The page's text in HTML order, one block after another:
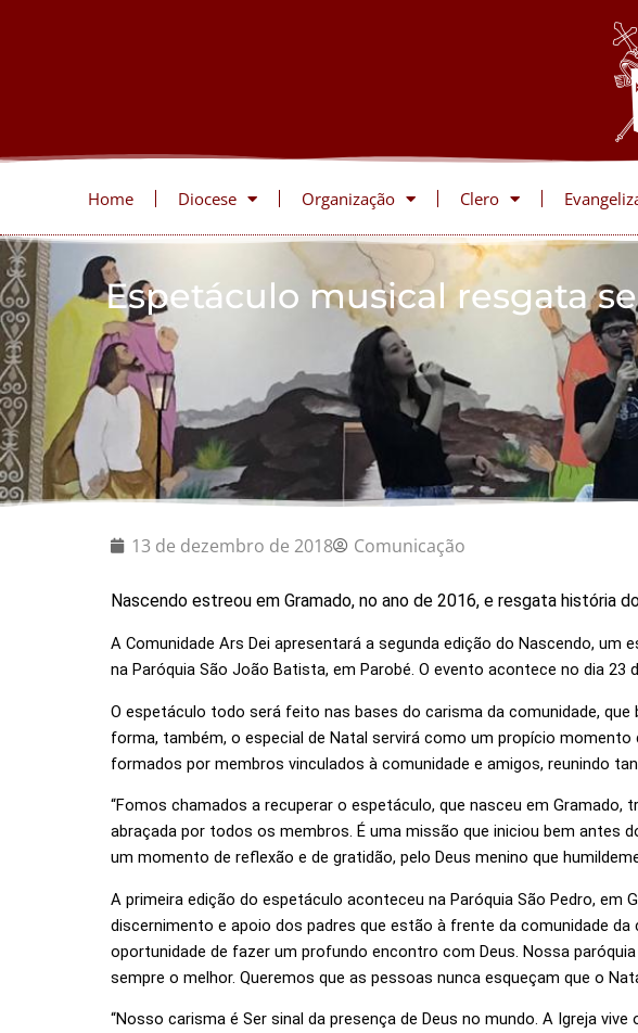
Home Diocese Organização Clero
Espetáculo musical resgata
13 de dezembro de 2018 Comunicação
Nascendo estreou em Gramado, no ano de 2016, e resgata história
A Comunidade Ars Dei apresentará a segunda edição do Nascendo,
na Paróquia São João Batista, em Parobé. O evento acontece no dia 23
O espetáculo todo será feito nas bases do carisma da comunidade,
forma, também, o especial de Natal servirá como um propício
formados por membros vinculados à comunidade e amigos, reunindo
“Fomos chamados a recuperar o espetáculo, que nasceu em
abraçada por todos os membros. É uma missão que iniciou bem antes
um momento de reflexão e de gratidão, pelo Deus menino que
A primeira edição do espetáculo aconteceu na Paróquia São Pedro, em
discernimento e apoio dos padres que estão à frente da comunidade
oportunidade de fazer um profundo encontro com Deus. Nossa
sempre o melhor. Queremos que as pessoas nunca esqueçam que o
“Nosso carisma é Ser sinal da presença de Deus no mundo. A Igreja